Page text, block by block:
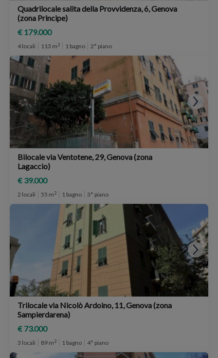
Quadrilocale salita della Provvidenza, 6, Genova
(zona Principe)
€ 179.000
4 locali 113 m2 1 bagno 2° piano
Bilocale via Ventotene, 29, Genova (zona
Lagaccio)
€ 39.000
2 locali 55 m2 1 bagno 3° piano
Trilocale via Nicolò Ardoino, 11, Genova (zona
Sampierdarena)
€ 73.000
3 locali 89 m2 1 bagno 4° piano